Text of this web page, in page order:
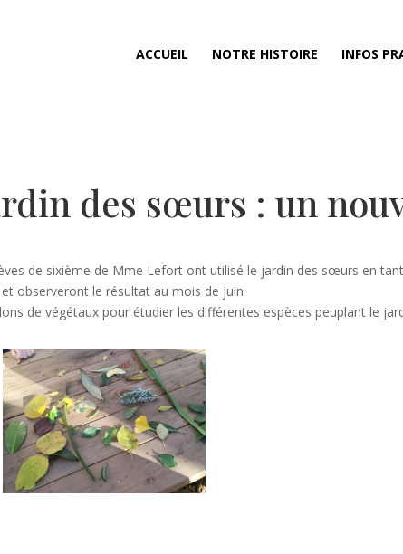
ACCUEIL NOTRE HISTOIRE INFOS
des sœurs : un
de sixième de Mme Lefort ont utilisé le jardin des sœurs en
observeront le résultat au mois de juin.
de végétaux pour étudier les différentes espèces peuplant le